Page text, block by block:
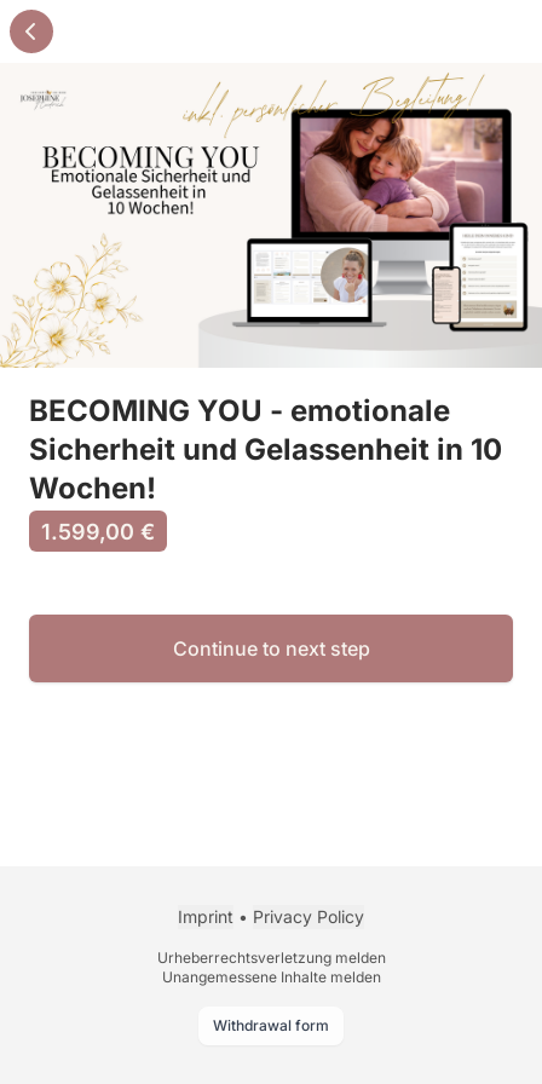
BECOMING YOU - emotionale
Sicherheit und Gelassenheit in 10
Wochen!
1.599,00 €
Continue to next step
Imprint • Privacy Policy
Urheberrechtsverletzung melden
Unangemessene Inhalte melden
Withdrawal form